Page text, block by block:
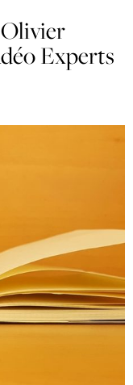
Olivier
Experts